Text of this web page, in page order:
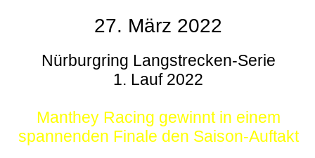
27. März 2022
Nürburgring Langstrecken-Serie
1. Lauf 2022
Manthey Racing gewinnt in einem
spannenden Finale den Saison-Auftakt